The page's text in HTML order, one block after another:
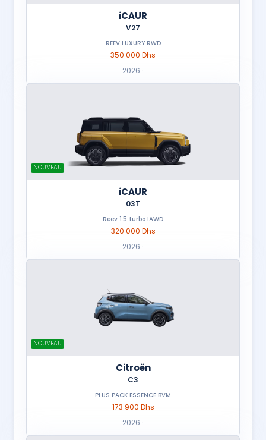
iCAUR
V27
REEV LUXURY RWD
350 000 Dhs
2026 ·
NOUVEAU
iCAUR
03T
Reev 1.5 turbo IAWD
320 000 Dhs
2026 ·
NOUVEAU
Citroën
C3
PLUS PACK ESSENCE BVM
173 900 Dhs
2026 ·